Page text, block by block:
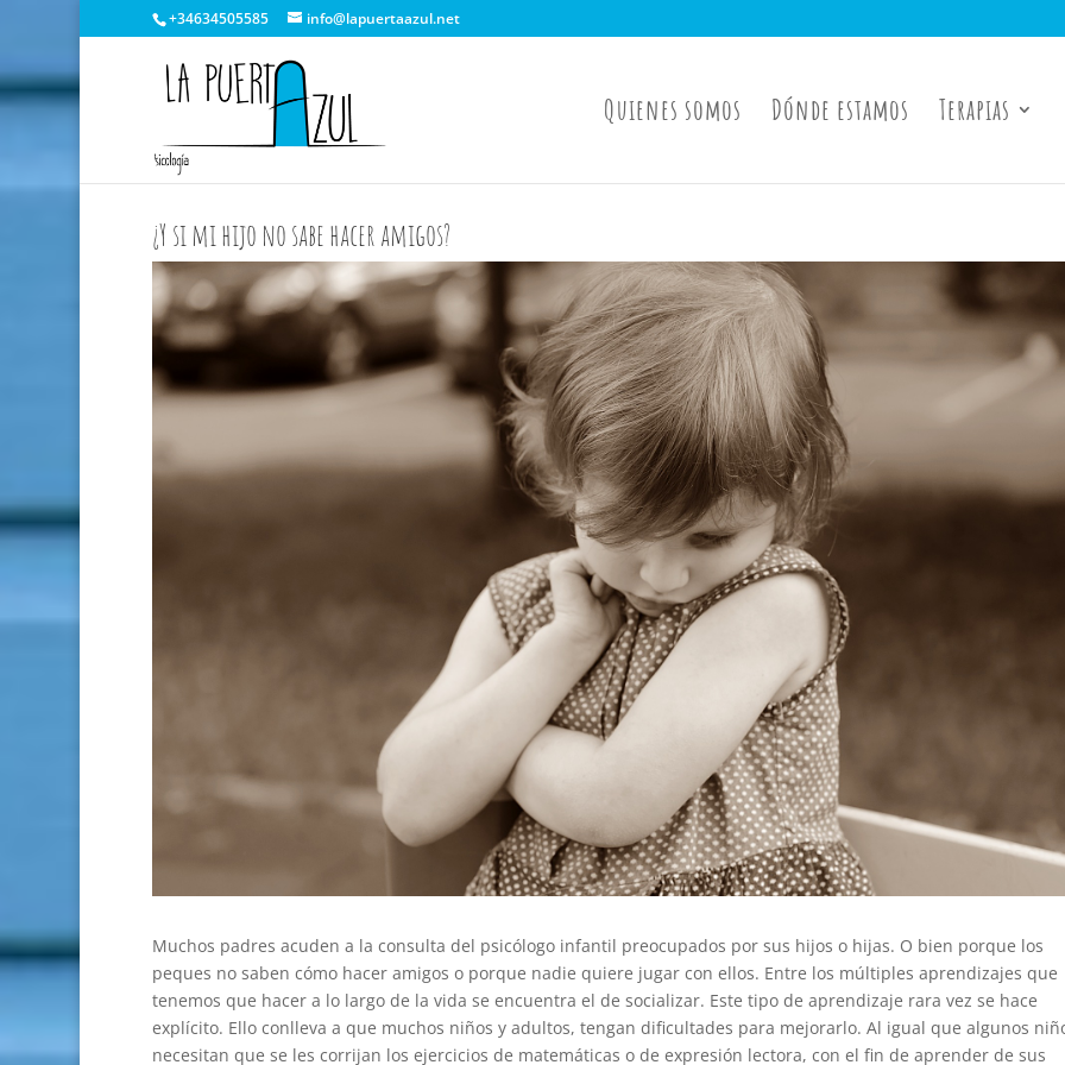
+34634505585 info@lapuertaazul.net
Quienes somos Dónde estamos Terapias
¿Y si mi hijo no sabe hacer amigos?
Muchos padres acuden a la consulta del psicólogo infantil preocupados por sus hijos o hijas. O bien porque los
peques no saben cómo hacer amigos o porque nadie quiere jugar con ellos. Entre los múltiples aprendizajes que
tenemos que hacer a lo largo de la vida se encuentra el de socializar. Este tipo de aprendizaje rara vez se hace
explícito. Ello conlleva a que muchos niños y adultos, tengan dificultades para mejorarlo. Al igual que algunos
necesitan que se les corrijan los ejercicios de matemáticas o de expresión lectora, con el fin de aprender de sus